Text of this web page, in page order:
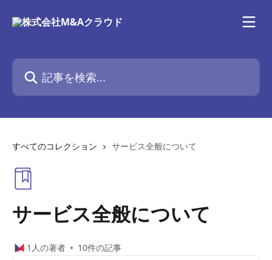
記事を検索...
すべてのコレクション サービス全般について
サービス全般について
1人の著者 10件の記事